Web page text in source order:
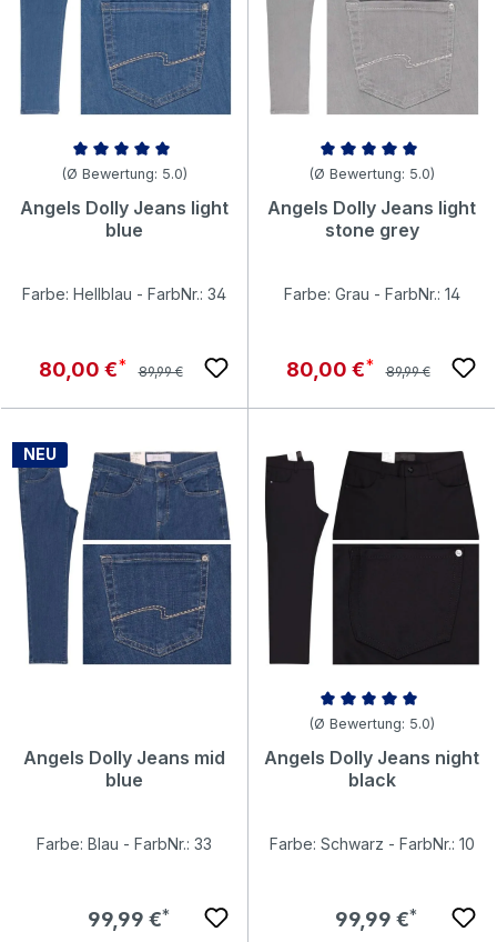
Durchschnittliche Bewertung von 5 von 5 Sternen
(Ø Bewertung: 5.0)
Angels Dolly Jeans light
blue
Farbe: Hellblau - FarbNr.: 34
Verkaufspreis:
80,00 € Regulärer Preis:
89,99 €
Durchschnittliche Bewertung
(Ø Bewertung: 5.0)
Angels Dolly Jeans light
stone grey
Farbe: Grau - FarbNr.: 14
Verkaufspreis:
80,00 € Regulärer Preis:
89,99 €
NEU
Angels Dolly Jeans mid
blue
Farbe: Blau - FarbNr.: 33
Regulärer Preis:
99,99 €
Durchschnittliche Bewertung
(Ø Bewertung: 5.0)
Angels Dolly Jeans night
black
Farbe: Schwarz - FarbNr.: 10
Regulärer Preis:
99,99 €